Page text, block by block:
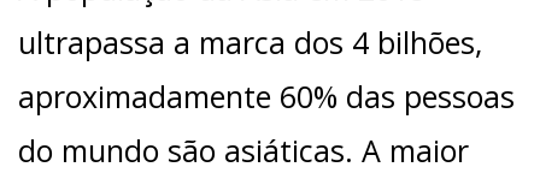
ultrapassa a marca dos 4 bilhões,
aproximadamente 60% das pessoas
do mundo são asiáticas. A maior